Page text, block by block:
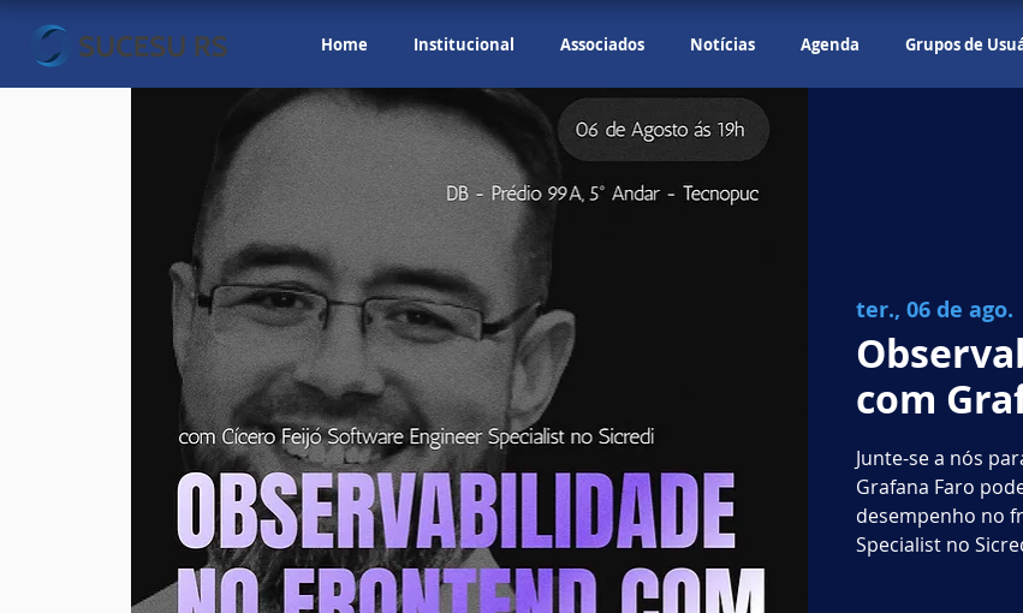
Home Institucional Associados Notícias Agenda Grupos de
ter., 06 de ago.
com
Junte-se a nós
Grafana Faro
desempenho no
Specialist no